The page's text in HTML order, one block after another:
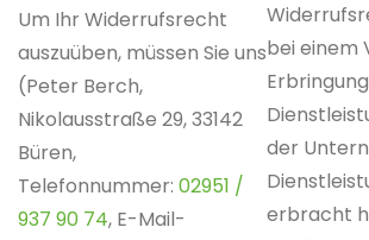
Um Ihr Widerrufsrecht
auszuüben, müssen Sie uns
(Peter Berch,
Nikolausstraße 29, 33142
Büren,
Telefonnummer: 02951 /
937 90 74, E-Mail-
bei einem
der
erbracht